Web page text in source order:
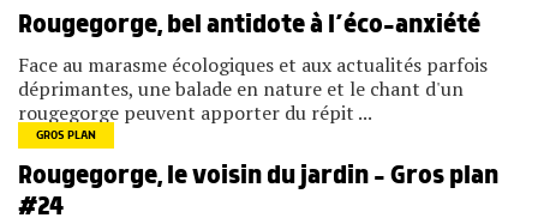
Rougegorge, bel antidote à l’éco-anxiété
Face au marasme écologiques et aux actualités parfois
déprimantes, une balade en nature et le chant d'un
rougegorge peuvent apporter du répit ...
GROS PLAN
Rougegorge, le voisin du jardin – Gros plan
#24